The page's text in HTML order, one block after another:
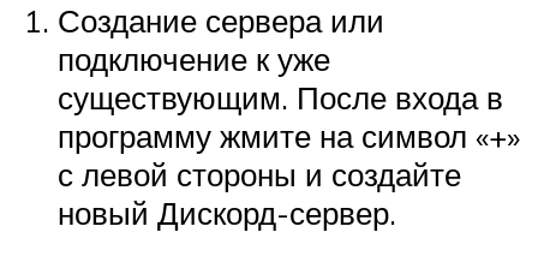
Создание сервера или
подключение к уже
существующим. После входа в
программу жмите на символ «+»
с левой стороны и создайте
новый Дискорд-сервер.